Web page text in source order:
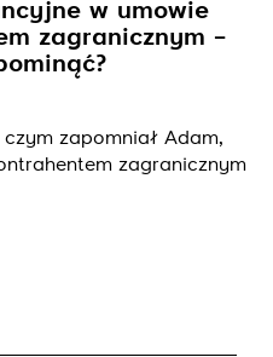
w umowie
zagranicznym –
zapomniał Adam,
zagranicznym